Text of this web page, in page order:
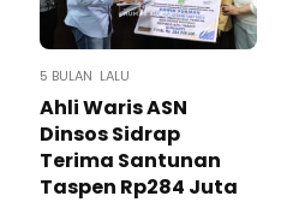
5 BULAN LALU
Ahli Waris ASN
Dinsos Sidrap
Terima Santunan
Taspen Rp284 Juta